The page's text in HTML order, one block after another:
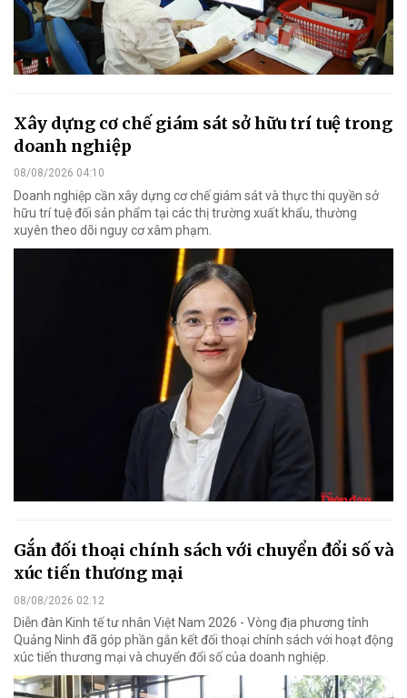
Xây dựng cơ chế giám sát sở hữu trí tuệ trong
doanh nghiệp
08/08/2026 04:10
Doanh nghiệp cần xây dựng cơ chế giám sát và thực thi quyền sở
hữu trí tuệ đối sản phẩm tại các thị trường xuất khẩu, thường
xuyên theo dõi nguy cơ xâm phạm.
Gắn đối thoại chính sách với chuyển đổi số và
xúc tiến thương mại
08/08/2026 02:12
Diễn đàn Kinh tế tư nhân Việt Nam 2026 - Vòng địa phương tỉnh
Quảng Ninh đã góp phần gắn kết đối thoại chính sách với hoạt động
xúc tiến thương mại và chuyển đổi số của doanh nghiệp.